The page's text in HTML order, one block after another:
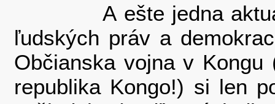
A ešte jedna
ľudských práv a
Občianska vojna v
republika Kongo!) si len